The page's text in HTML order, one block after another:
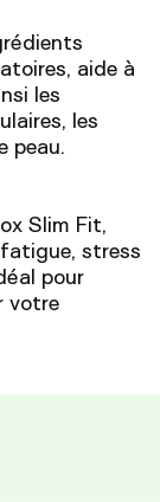
aide à
les
les
peau.
Slim Fit,
stress
pour
votre